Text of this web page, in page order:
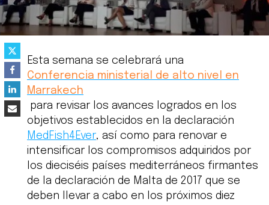
Esta semana se celebrará una
Conferencia ministerial de alto nivel en
Marrakech
para revisar los avances logrados en los
objetivos establecidos en la declaración
MedFish4Ever, así como para renovar e
intensificar los compromisos adquiridos por
los dieciséis países mediterráneos firmantes
de la declaración de Malta de 2017 que se
deben llevar a cabo en los próximos diez